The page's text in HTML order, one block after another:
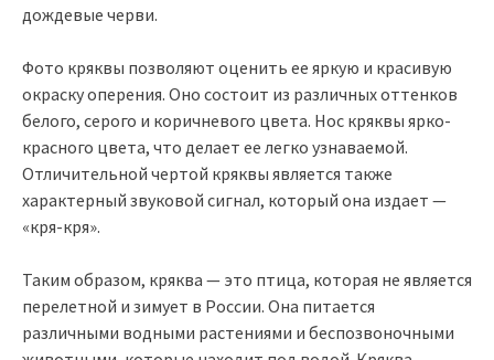
дождевые черви.
Фото кряквы позволяют оценить ее яркую и красивую
окраску оперения. Оно состоит из различных оттенков
белого, серого и коричневого цвета. Нос кряквы ярко-
красного цвета, что делает ее легко узнаваемой.
Отличительной чертой кряквы является также
характерный звуковой сигнал, который она издает —
«кря-кря».
Таким образом, кряква — это птица, которая не является
перелетной и зимует в России. Она питается
различными водными растениями и беспозвоночными